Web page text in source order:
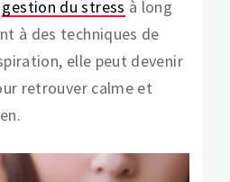
gestion du stress à long
à des techniques de
elle peut devenir
retrouver calme et